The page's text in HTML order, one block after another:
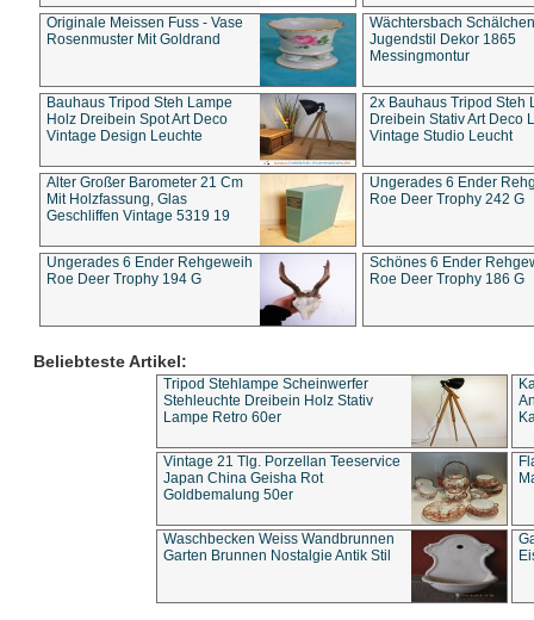
Originale Meissen Fuss - Vase
Rosenmuster Mit Goldrand
Wächtersbach Schälchen
Jugendstil Dekor 1865
Messingmontur
Bauhaus Tripod Steh Lampe
Holz Dreibein Spot Art Deco
Vintage Design Leuchte
2x Bauhaus Tripod Steh
Dreibein Stativ Art Deco
Vintage Studio Leucht
Alter Großer Barometer 21 Cm
Mit Holzfassung, Glas
Geschliffen Vintage 5319 19
Ungerades 6 Ender
Roe Deer Trophy 242 G
Ungerades 6 Ender Rehgeweih
Roe Deer Trophy 194 G
Schönes 6 Ender
Roe Deer Trophy 186 G
Beliebteste Artikel:
Tripod Stehlampe Scheinwerfer
Stehleuchte Dreibein Holz Stativ
Lampe Retro 60er
Vintage 21 Tlg. Porzellan Teeservice
Japan China Geisha Rot
Goldbemalung 50er
Waschbecken Weiss Wandbrunnen
Garten Brunnen Nostalgie Antik Stil